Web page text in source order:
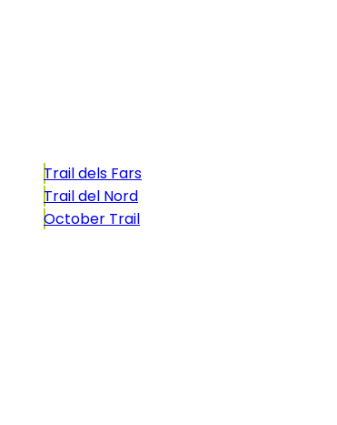
Trail dels Fars
Trail del Nord
October Trail